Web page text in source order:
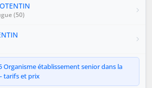
(50)
Organisme établissement senior dans la
tarifs et prix